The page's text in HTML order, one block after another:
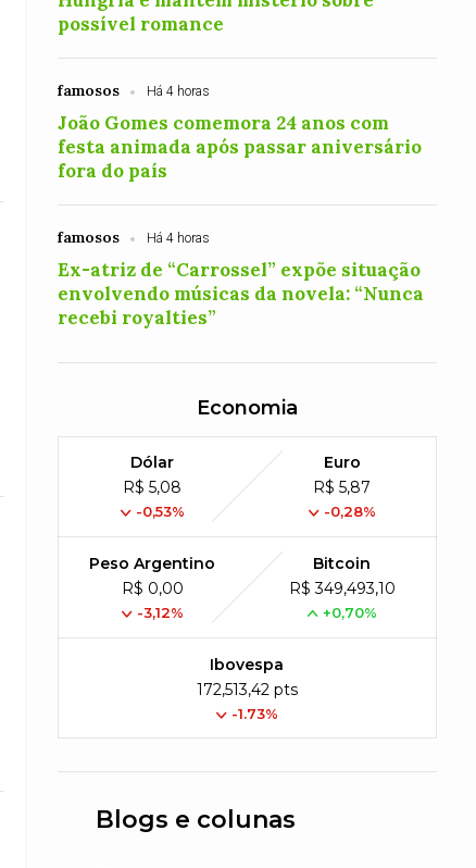
possível romance
famosos Há 4 horas
João Gomes comemora 24 anos com
festa animada após passar aniversário
fora do país
famosos Há 4 horas
Ex-atriz de “Carrossel” expõe situação
envolvendo músicas da novela: “Nunca
recebi royalties”
Economia
Dólar
R$ 5,08
-0,53%
Euro
R$ 5,87
-0,28%
Peso Argentino
R$ 0,00
-3,12%
Bitcoin
R$ 349,493,10
+0,70%
Ibovespa
172,513,42 pts
-1.73%
Blogs e colunas